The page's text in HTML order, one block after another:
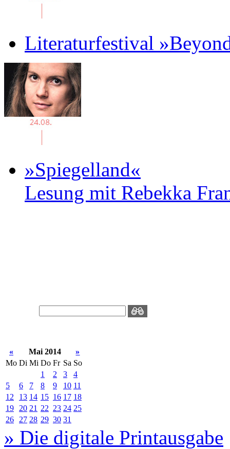
Literaturfestival
»Spiegelland«
Lesung mit Rebekka
« Mai 2014
»
Mo Di Mi Do Fr Sa So
1
2 3
4
5
6 7 8 9 10 11
12
13 14 15 16 17 18
19
20 21 22 23 24 25
26
27 28 29 30 31
» Die digitale Printausgabe